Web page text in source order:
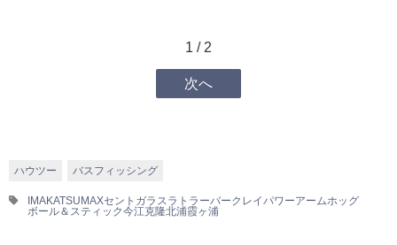
1 / 2
次へ
ハウツー バスフィッシング
IMAKATSU MAXセント ガラスラトラーバークレイパワーアームホッグ
ボール＆スティック今江克隆北浦霞ヶ浦